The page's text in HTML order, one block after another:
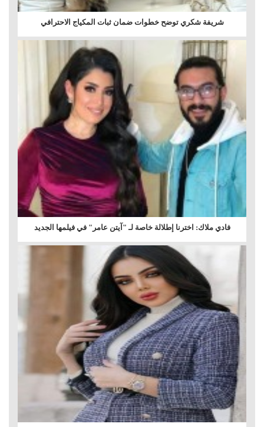
شريفة شكري توضح خطوات ضمان ثبات المكياج الاحترافي
فادي ملاك: اخترنا إطلالة خاصة لـ "آيتن عامر" في فيلمها الجديد